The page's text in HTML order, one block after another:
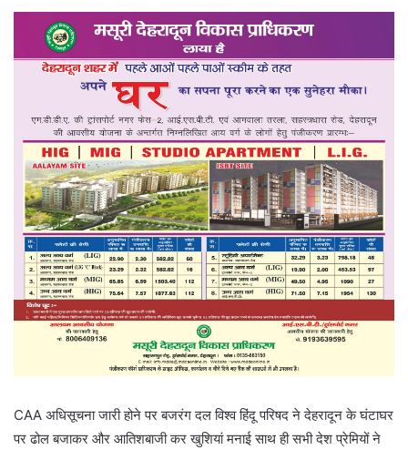
CAA अधिसूचना जारी होने पर बजरंग दल विश्व हिंदू परिषद ने देहरादून के घंटाघर
पर ढोल बजाकर और आतिशबाजी कर खुशियां मनाई साथ ही सभी देश प्रेमियों ने